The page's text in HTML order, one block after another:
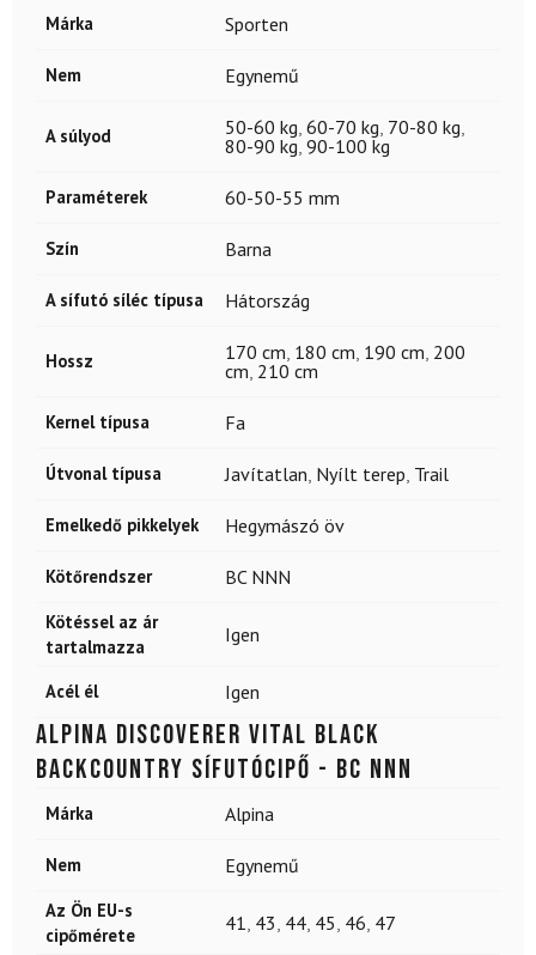
Márka Sporten
Nem Egynemű
A súlyod 50-60 kg 60-70 kg 70-80 kg
80-90 kg 90-100 kg
Paraméterek 60-50-55 mm
Szín Barna
A sífutó síléc típusa Hátország
Hossz 170 cm 180 cm 190 cm 200
cm 210 cm
Kernel típusa Fa
Útvonal típusa Javítatlan Nyílt terep Trail
Emelkedő pikkelyek Hegymászó öv
Kötőrendszer BC NNN
Kötéssel az ár
tartalmazza
Igen
Acél él Igen
ALPINA Discoverer Vital Black
backcountry sífutócipő - BC NNN
Márka Alpina
Nem Egynemű
Az Ön EU-s
cipőmérete
41 43 44 45 46 47